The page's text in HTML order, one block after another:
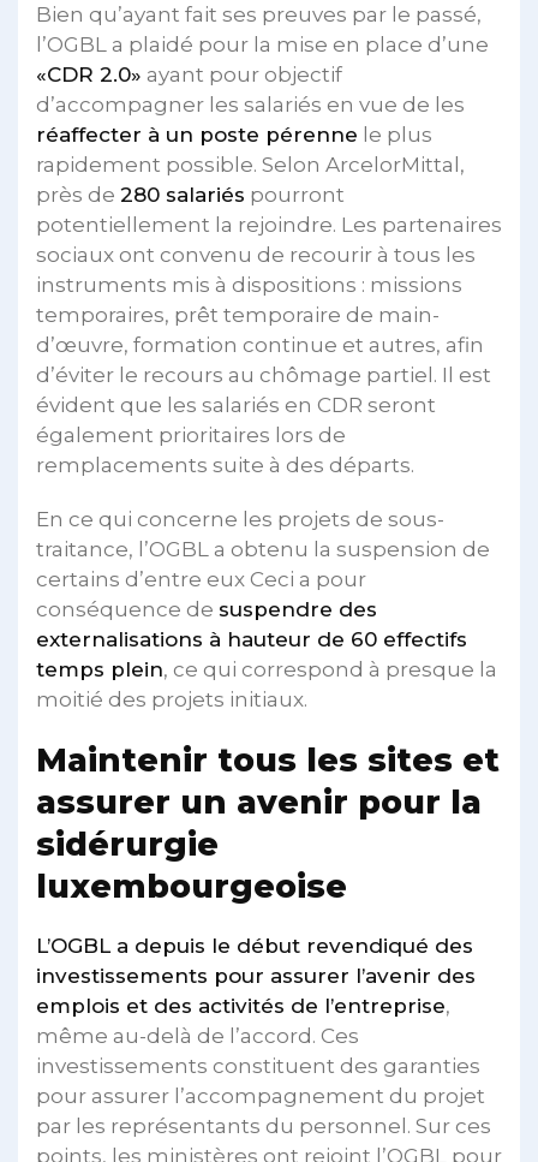
Bien qu’ayant fait ses preuves par le passé,
l’OGBL a plaidé pour la mise en place d’une
«CDR 2.0» ayant pour objectif
d’accompagner les salariés en vue de les
réaffecter à un poste pérenne le plus
rapidement possible. Selon ArcelorMittal,
près de 280 salariés pourront
potentiellement la rejoindre. Les partenaires
sociaux ont convenu de recourir à tous les
instruments mis à dispositions : missions
temporaires, prêt temporaire de main-
d’œuvre, formation continue et autres, afin
d’éviter le recours au chômage partiel. Il est
évident que les salariés en CDR seront
également prioritaires lors de
remplacements suite à des départs.
En ce qui concerne les projets de sous-
traitance, l’OGBL a obtenu la suspension de
certains d’entre eux Ceci a pour
conséquence de suspendre des
externalisations à hauteur de 60 effectifs
temps plein, ce qui correspond à presque la
moitié des projets initiaux.
Maintenir tous les sites et
assurer un avenir pour la
sidérurgie
luxembourgeoise
L’OGBL a depuis le début revendiqué des
investissements pour assurer l’avenir des
emplois et des activités de l’entreprise,
même au-delà de l’accord. Ces
investissements constituent des garanties
pour assurer l’accompagnement du projet
par les représentants du personnel. Sur ces
points, les ministères ont rejoint l’OGBL pour